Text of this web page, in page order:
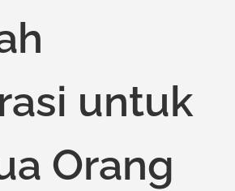
untuk
Orang